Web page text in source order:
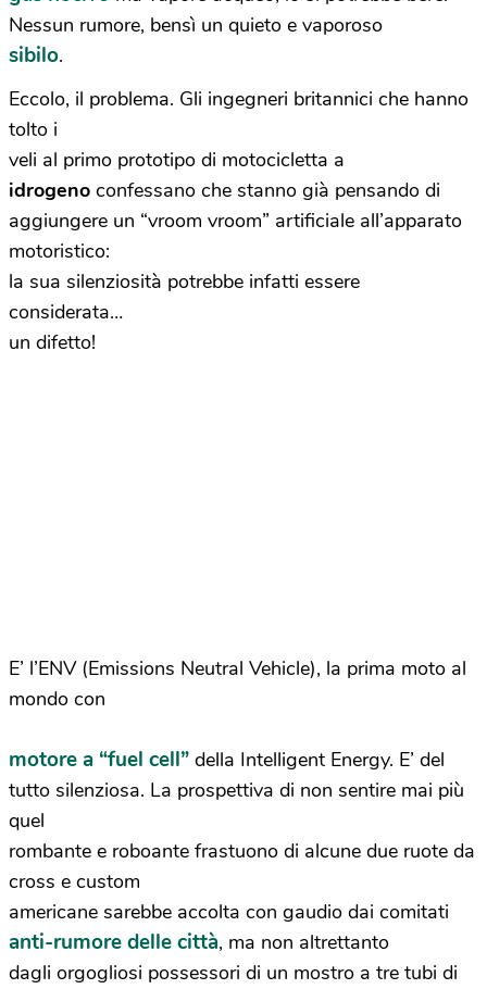
Nessun rumore, bensì un quieto e vaporoso
sibilo.
Eccolo, il problema. Gli ingegneri britannici che hanno
tolto i
veli al primo prototipo di motocicletta a
idrogeno confessano che stanno già pensando di
aggiungere un “vroom vroom” artificiale all’apparato
motoristico:
la sua silenziosità potrebbe infatti essere
considerata…
un difetto!
E’ l’ENV (Emissions Neutral Vehicle), la prima moto al
mondo con
motore a “fuel cell” della Intelligent Energy. E’ del
tutto silenziosa. La prospettiva di non sentire mai più
quel
rombante e roboante frastuono di alcune due ruote da
cross e custom
americane sarebbe accolta con gaudio dai comitati
anti-rumore delle città, ma non altrettanto
dagli orgogliosi possessori di un mostro a tre tubi di